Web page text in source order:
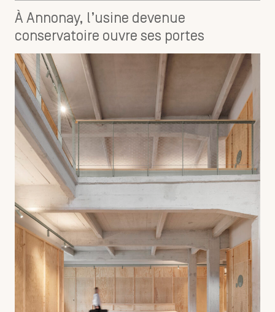
À Annonay, l’usine devenue
conservatoire ouvre ses portes